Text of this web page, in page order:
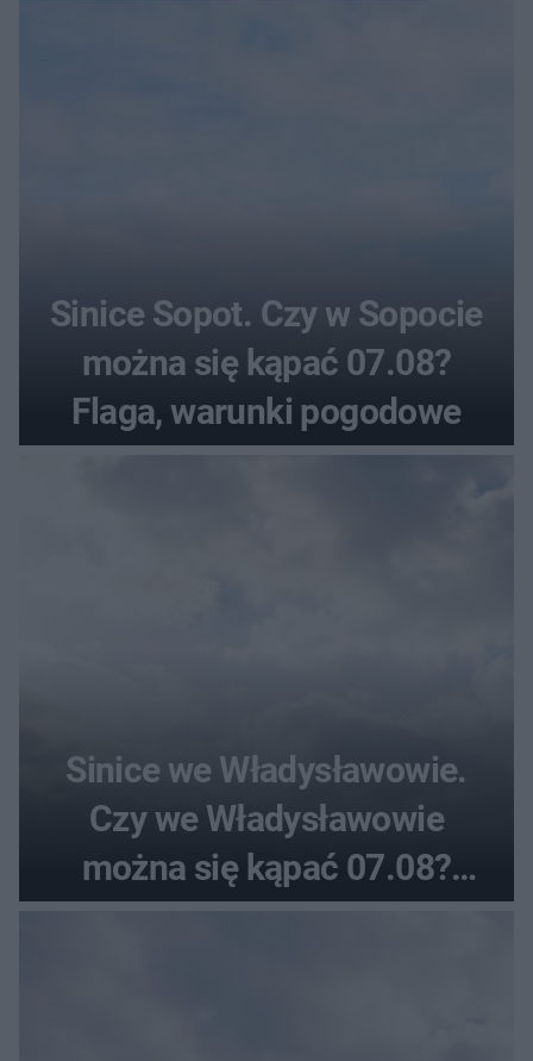
Sinice Sopot. Czy w Sopocie
można się kąpać 07.08?
Flaga, warunki pogodowe
Sinice we Władysławowie.
Czy we Władysławowie
można się kąpać 07.08?